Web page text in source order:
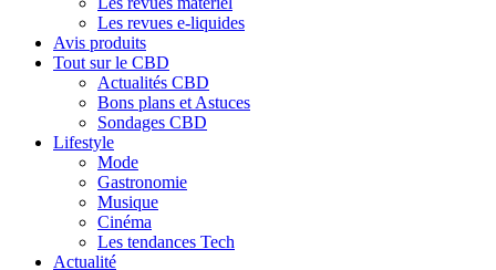
Les revues e-liquides
Avis produits
Tout sur le CBD
Actualités CBD
Bons plans et Astuces
Sondages CBD
Lifestyle
Mode
Gastronomie
Musique
Cinéma
Les tendances Tech
Actualité